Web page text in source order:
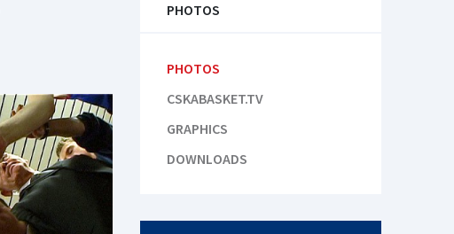
PHOTOS
PHOTOS
CSKABASKET.TV
GRAPHICS
DOWNLOADS